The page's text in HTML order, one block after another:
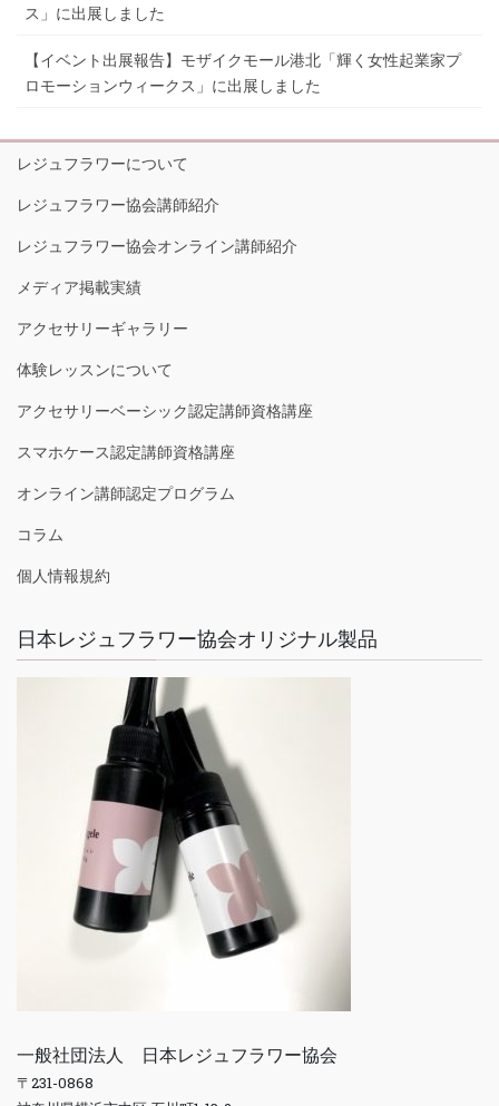
ス」に出展しました
【イベント出展報告】モザイクモール港北「輝く女性起業家プ
ロモーションウィークス」に出展しました
レジュフラワーについて
レジュフラワー協会講師紹介
レジュフラワー協会オンライン講師紹介
メディア掲載実績
アクセサリーギャラリー
体験レッスンについて
アクセサリーベーシック認定講師資格講座
スマホケース認定講師資格講座
オンライン講師認定プログラム
コラム
個人情報規約
日本レジュフラワー協会オリジナル製品
一般社団法人 日本レジュフラワー協会
〒231-0868